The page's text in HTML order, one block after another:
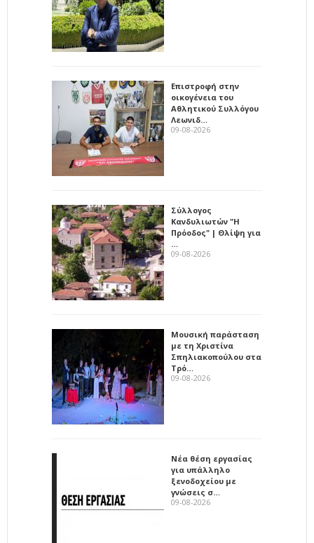
Επιστροφή στην
οικογένεια του
Αθλητικού Συλλόγου
Λεωνιδ…
09-08-2026
Σύλλογος
Κανδυλιωτών "Η
Πρόοδος" | Θλίψη για
…
09-08-2026
Μουσική παράσταση
με τη Χριστίνα
Σπηλιακοπούλου στα
Τρό…
09-08-2026
Νέα θέση εργασίας
για υπάλληλο
ξενοδοχείου με
γνώσεις σ…
09-08-2026